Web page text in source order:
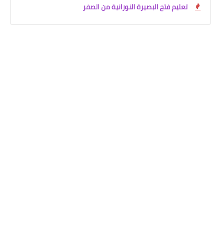
تعليم فتح البصيرة النورانية من الصفر